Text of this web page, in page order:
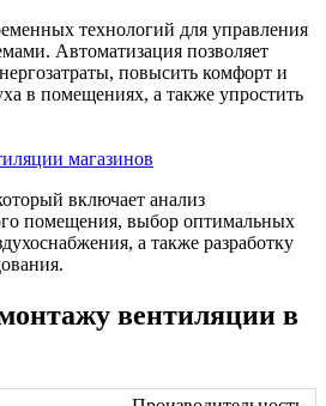
технологий для управления
Автоматизация позволяет
повысить комфорт и
в помещениях, а также упростить
магазинов
включает анализ
помещения, выбор оптимальных
а также разработку
вентиляции в